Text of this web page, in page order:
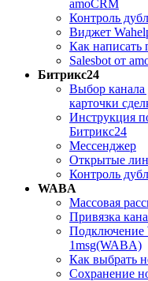
amoCRM
Контроль
Виджет
Как написать
Salesbot от
Битрикс24
Выбор канала
карточки
Инструкция
Битрикс24
Мессенджер
Открытые
Контроль
WABA
Массовая
Привязка
Подключение
1msg(WABA)
Как выбрать
Сохранение